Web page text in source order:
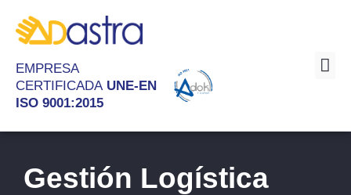
EMPRESA
CERTIFICADA UNE-EN
ISO 9001:2015
Gestión Logística